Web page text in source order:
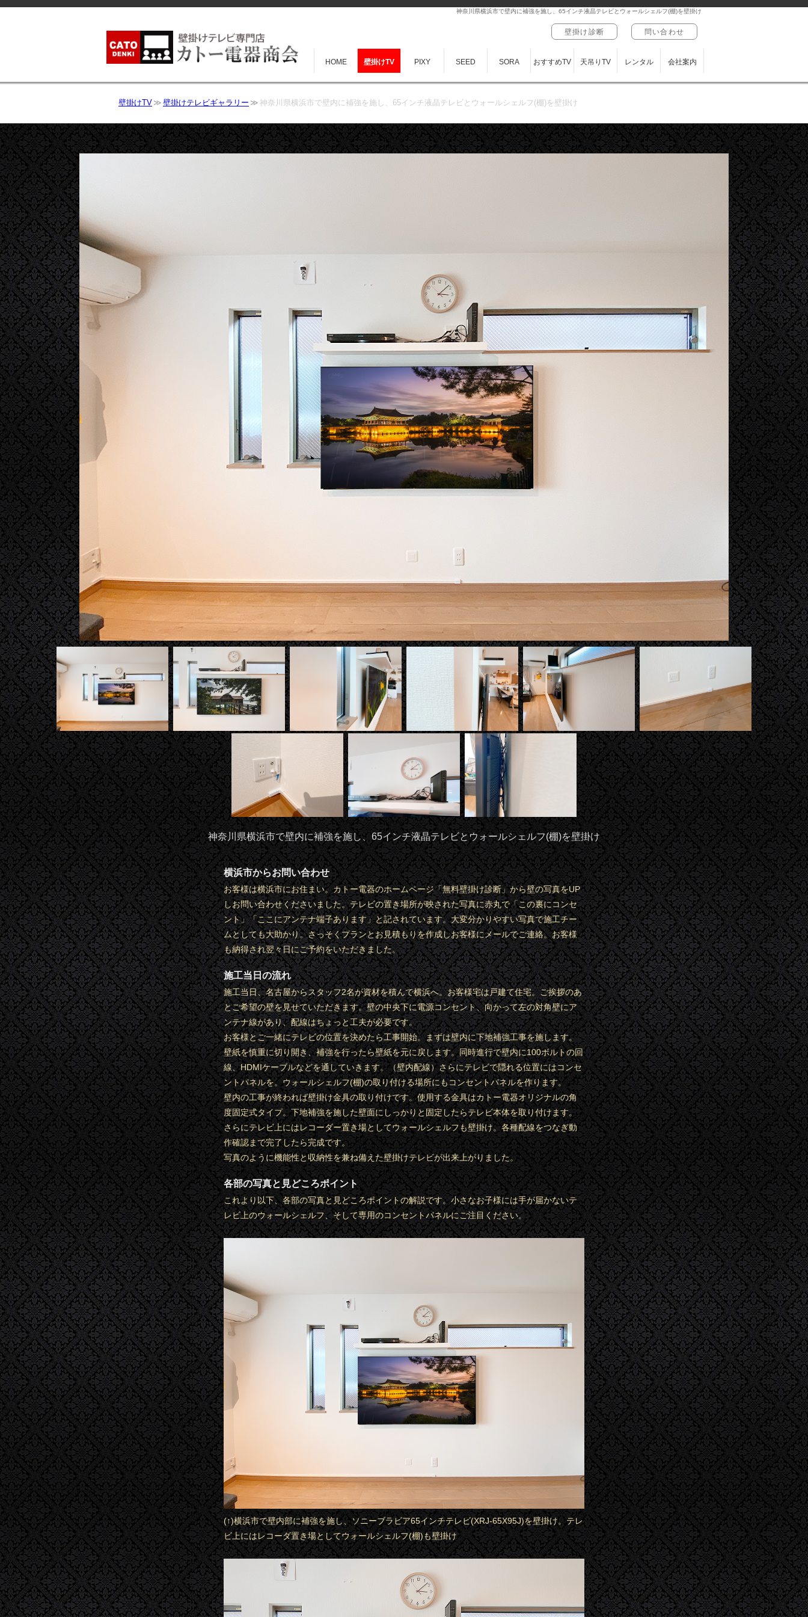
神奈川県横浜市で壁内に補強を施し、65インチ液晶テレビとウォールシェルフ(棚)を壁掛け
壁掛け診断 問い合わせ
HOME 壁掛けTV PIXY SEED SORA おすすめTV 天吊りTV レンタル 会社案内
壁掛けTV 壁掛けテレビギャラリー 神奈川県横浜市で壁内に補強を施し、65インチ液晶テレビとウォールシェルフ(棚)を壁掛け
神奈川県横浜市で壁内に補強を施し、65インチ液晶テレビとウォールシェルフ(棚)を壁掛け
横浜市からお問い合わせ
お客様は横浜市にお住まい。カトー電器のホームページ「無料壁掛け診断」から壁の写真をUP
しお問い合わせくださいました。テレビの置き場所が映された写真に赤丸で「この裏にコンセ
ント」「ここにアンテナ端子あります」と記されています。大変分かりやすい写真で施工チー
ムとしても大助かり。さっそくプランとお見積もりを作成しお客様にメールでご連絡。お客様
も納得され翌々日にご予約をいただきました。
施工当日の流れ
施工当日、名古屋からスタッフ2名が資材を積んで横浜へ。お客様宅は戸建て住宅。ご挨拶のあ
とご希望の壁を見せていただきます。壁の中央下に電源コンセント、向かって左の対角壁にア
ンテナ線があり、配線はちょっと工夫が必要です。
お客様とご一緒にテレビの位置を決めたら工事開始。まずは壁内に下地補強工事を施します。
壁紙を慎重に切り開き、補強を行ったら壁紙を元に戻します。同時進行で壁内に100ボルトの回
線、HDMIケーブルなどを通していきます。（壁内配線）さらにテレビで隠れる位置にはコンセ
ントパネルを。ウォールシェルフ(棚)の取り付ける場所にもコンセントパネルを作ります。
壁内の工事が終われば壁掛け金具の取り付けです。使用する金具はカトー電器オリジナルの角
度固定式タイプ。下地補強を施した壁面にしっかりと固定したらテレビ本体を取り付けます。
さらにテレビ上にはレコーダー置き場としてウォールシェルフも壁掛け。各種配線をつなぎ動
作確認まで完了したら完成です。
写真のように機能性と収納性を兼ね備えた壁掛けテレビが出来上がりました。
各部の写真と見どころポイント
これより以下、各部の写真と見どころポイントの解説です。小さなお子様には手が届かないテ
レビ上のウォールシェルフ、そして専用のコンセントパネルにご注目ください。
(↑)横浜市で壁内部に補強を施し、ソニーブラビア65インチテレビ(XRJ-65X95J)を壁掛け。テレ
ビ上にはレコーダ置き場としてウォールシェルフ(棚)も壁掛け